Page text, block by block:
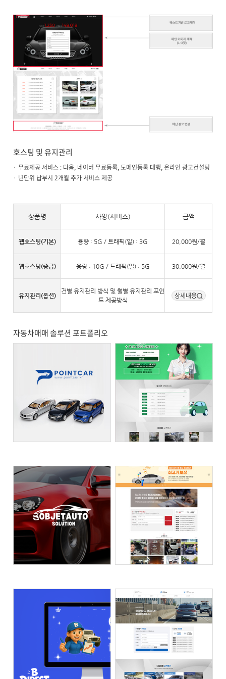
호스팅 및 유지관리
· 무료제공 서비스 : 다음, 네이버 무료등록, 도메인등록 대행, 온라인 광고컨설팅
· 년단위 납부시 2개월 추가 서비스 제공
상품명 사양(서비스) 금액
웹호스팅(기본) 용량 : 5G / 트래픽(일) : 3G 20,000원/월
웹호스팅(중급) 용량 : 10G / 트래픽(일) : 5G 30,000원/월
유지관리(옵션)
건별 유지관리 방식 및 월별 유지관리 포인
트 제공방식
상세내용
자동차매매 솔루션 포트폴리오